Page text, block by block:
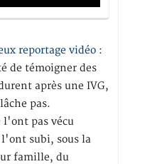
reportage vidéo :
de témoigner des
après une IVG,
pas.
pas vécu
subi, sous la
famille, du